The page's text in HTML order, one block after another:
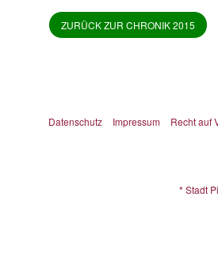
ZURÜCK ZUR CHRONIK 2015
Datenschutz Impressum Recht auf
* Stadt